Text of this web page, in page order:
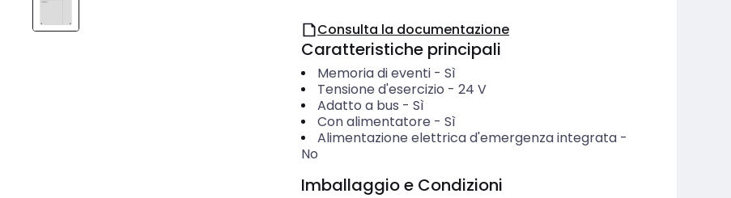
Consulta la documentazione
Caratteristiche principali
Memoria di eventi- Sì
Tensione d'esercizio - 24 V
Adatto a bus - Sì
Con alimentatore - Sì
Alimentazione elettrica d'emergenza integrata-
No
Imballaggio e Condizioni